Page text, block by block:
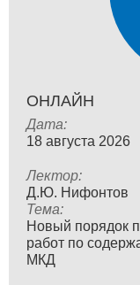
ОНЛАЙН
Дата:
18 августа 2026
Лектор:
Д.Ю. Нифонтов
Тема:
Новый порядок
работ по
МКД